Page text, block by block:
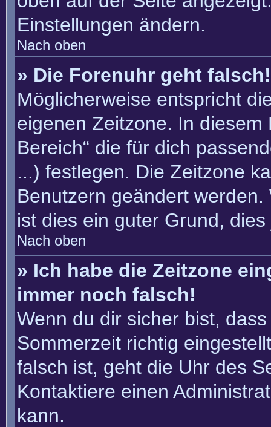
Einstellungen ändern.
Nach oben
» Die Forenuhr geht falsch!
Möglicherweise entspricht
eigenen Zeitzone. In diesem
Bereich“ die für dich
...) festlegen. Die Zeitzone
Benutzern geändert
ist dies ein guter Grund,
Nach oben
» Ich habe die Zeitzone
immer noch falsch!
Wenn du dir sicher bist,
Sommerzeit richtig
falsch ist, geht die Uhr des
Kontaktiere einen
kann.